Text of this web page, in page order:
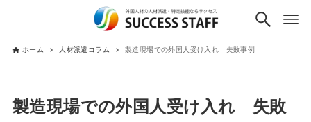
ホーム 人材派遣コラム 製造現場での外国人受け入れ 失敗事例
製造現場での外国人受け入れ 失敗